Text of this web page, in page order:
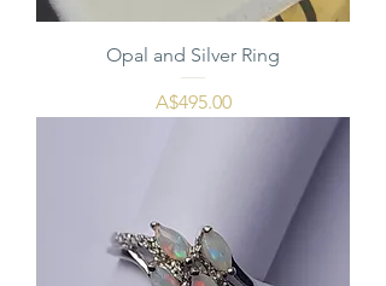
Opal and Silver Ring
価格
A$495.00